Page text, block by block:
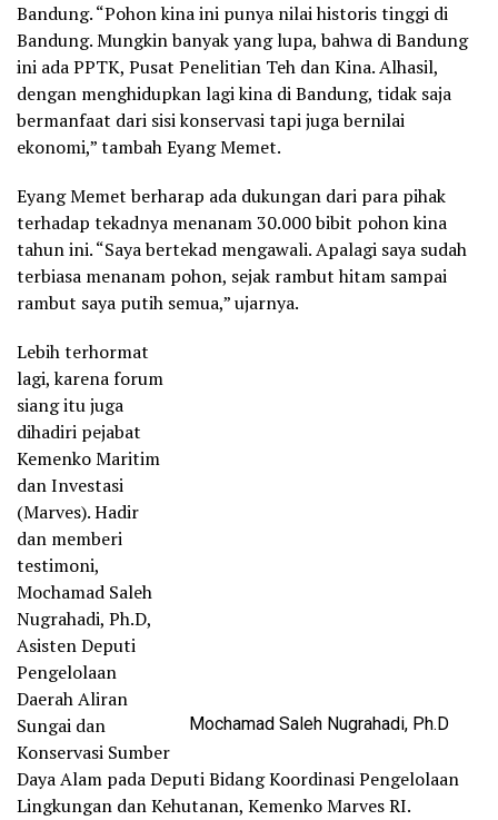
Bandung. “Pohon kina ini punya nilai historis tinggi di
Bandung. Mungkin banyak yang lupa, bahwa di Bandung
ini ada PPTK, Pusat Penelitian Teh dan Kina. Alhasil,
dengan menghidupkan lagi kina di Bandung, tidak saja
bermanfaat dari sisi konservasi tapi juga bernilai
ekonomi,” tambah Eyang Memet.
Eyang Memet berharap ada dukungan dari para pihak
terhadap tekadnya menanam 30.000 bibit pohon kina
tahun ini. “Saya bertekad mengawali. Apalagi saya sudah
terbiasa menanam pohon, sejak rambut hitam sampai
rambut saya putih semua,” ujarnya.
Mochamad Saleh Nugrahadi, Ph.D
Lebih terhormat
lagi, karena forum
siang itu juga
dihadiri pejabat
Kemenko Maritim
dan Investasi
(Marves). Hadir
dan memberi
testimoni,
Mochamad Saleh
Nugrahadi, Ph.D,
Asisten Deputi
Pengelolaan
Daerah Aliran
Sungai dan
Konservasi Sumber
Daya Alam pada Deputi Bidang Koordinasi Pengelolaan
Lingkungan dan Kehutanan, Kemenko Marves RI.